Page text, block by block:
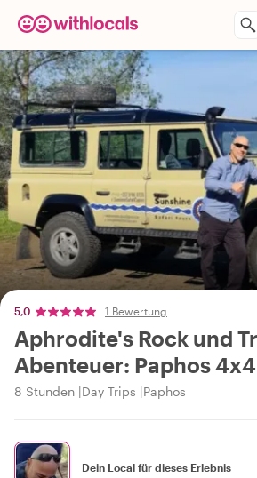
5,0 1 Bewertung
Aphrodite's Rock und
Abenteuer: Paphos
8 Stunden Day Trips Paphos
Dein Local für dieses Erlebnis